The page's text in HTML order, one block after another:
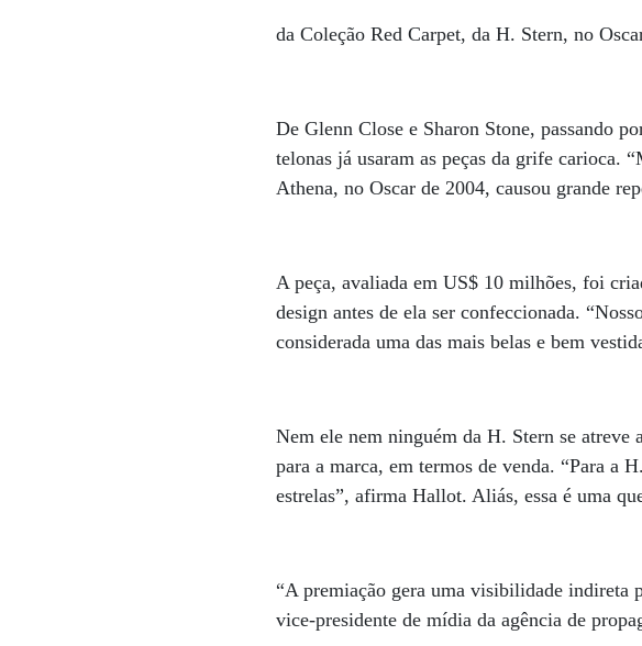
da Coleção Red Carpet, da H. Stern, no
De Glenn Close e Sharon Stone, passando
telonas já usaram as peças da grife carioca.
Athena, no Oscar de 2004, causou grande
A peça, avaliada em US$ 10 milhões, foi
design antes de ela ser confeccionada.
considerada uma das mais belas e bem
Nem ele nem ninguém da H. Stern se
para a marca, em termos de venda. “Para a
estrelas”, afirma Hallot. Aliás, essa é uma
“A premiação gera uma visibilidade indireta
vice-presidente de mídia da agência de